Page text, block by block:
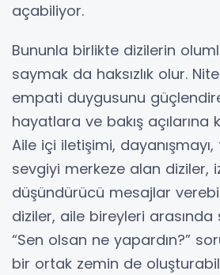
açabiliyor.
Bununla birlikte dizilerin
saymak da haksızlık olur.
empati duygusunu
hayatlara ve bakış açılarına
Aile içi iletişimi, dayanışmayı,
sevgiyi merkeze alan diziler,
düşündürücü mesajlar
diziler, aile bireyleri
“Sen olsan ne yapardın?”
bir ortak zemin de